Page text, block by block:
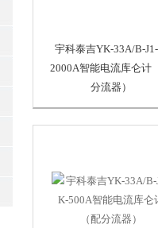
宇科泰吉YK-33A/B-
2000A智能电流库仑计
分流器）